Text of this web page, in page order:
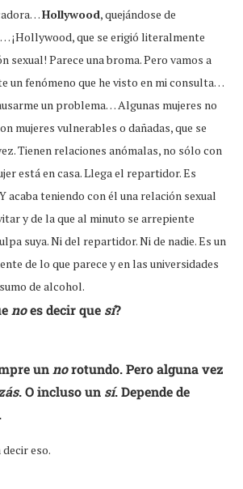
Hollywood, quejándose de
¡Hollywood, que se erigió literalmente
sexual! Parece una broma. Pero vamos a
un fenómeno que he visto en mi consulta…
un problema… Algunas mujeres no
mujeres vulnerables o dañadas, que se
Tienen relaciones anómalas, no sólo con
está en casa. Llega el repartidor. Es
acaba teniendo con él una relación sexual
y de la que al minuto se arrepiente
suya. Ni del repartidor. Ni de nadie. Es un
de lo que parece y en las universidades
de alcohol.
noes decir que sí?
un norotundo. Pero alguna vez
. O incluso un sí. Depende de
eso.